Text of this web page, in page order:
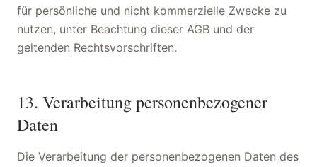
für persönliche und nicht kommerzielle Zwecke zu
nutzen, unter Beachtung dieser AGB und der
geltenden Rechtsvorschriften.
13. Verarbeitung personenbezogener
Daten
Die Verarbeitung der personenbezogenen Daten des